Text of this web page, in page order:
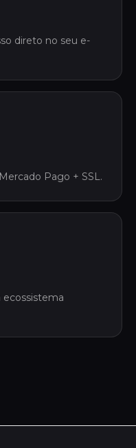
direto no seu e-
Pago + SSL.